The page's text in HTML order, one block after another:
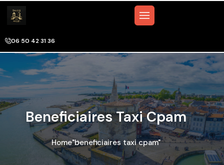
06 50 42 31 36
Beneficiaires Taxi Cpam
Home"beneficiaires taxi cpam"